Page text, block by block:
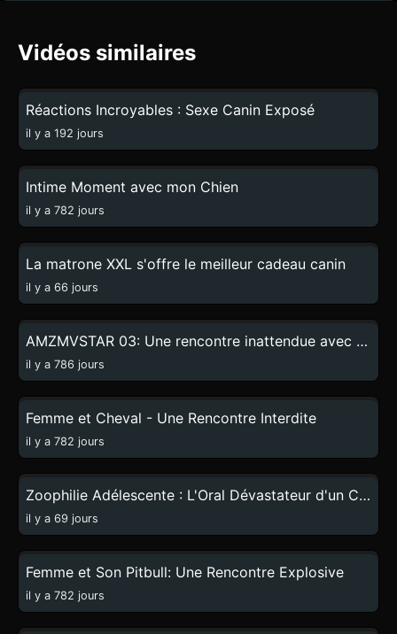
Vidéos similaires
Réactions Incroyables : Sexe Canin Exposé
il y a 192 jours
0:52
Intime Moment avec mon Chien
il y a 782 jours
0:55
La matrone XXL s'offre le meilleur cadeau canin
il y a 66 jours
0:28
AMZMVSTAR 03: Une rencontre inattendue avec un chien
il y a 786 jours
29:28
Femme et Cheval - Une Rencontre Interdite
il y a 782 jours
1:59
Zoophilie Adélescente : L'Oral Dévastateur d'un Chien
il y a 69 jours
13:28
Femme et Son Pitbull: Une Rencontre Explosive
il y a 782 jours
36:36